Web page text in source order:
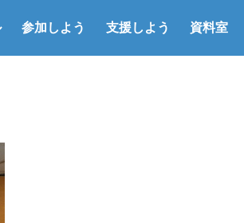
参加しよう 支援しよう 資料室